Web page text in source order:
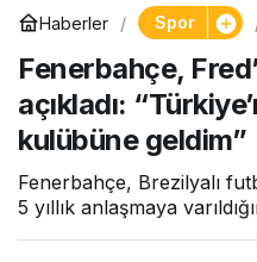
Haberler Spor
Fenerbahçe,
açıkladı:
kulübüne geldim”
Fenerbahçe, Brezilyalı
5 yıllık anlaşmaya